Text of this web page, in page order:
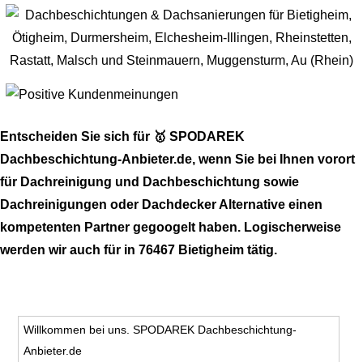
Entscheiden Sie sich für 🥇 SPODAREK
Dachbeschichtung-Anbieter.de, wenn Sie bei Ihnen vorort
für Dachreinigung und Dachbeschichtung sowie
Dachreinigungen oder Dachdecker Alternative einen
kompetenten Partner gegoogelt haben. Logischerweise
werden wir auch für in 76467 Bietigheim tätig.
Willkommen bei uns. SPODAREK Dachbeschichtung-
Anbieter.de